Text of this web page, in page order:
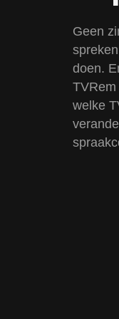
Geen
doen.
welke